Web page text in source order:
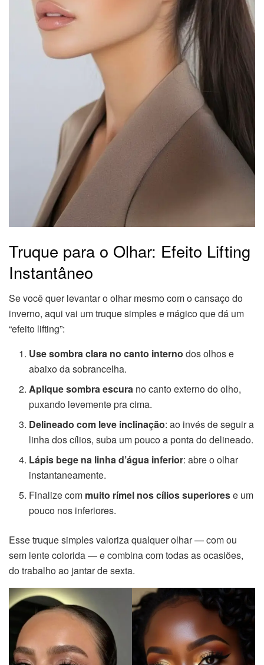
Truque para o Olhar: Efeito Lifting
Instantâneo
Se você quer levantar o olhar mesmo com o cansaço do
inverno, aqui vai um truque simples e mágico que dá um
“efeito lifting”:
Use sombra clara no canto interno dos olhos e
abaixo da sobrancelha.
Aplique sombra escura no canto externo do olho,
puxando levemente pra cima.
Delineado com leve inclinação: ao invés de seguir a
linha dos cílios, suba um pouco a ponta do delineado.
Lápis bege na linha d’água inferior: abre o olhar
instantaneamente.
Finalize com muito rímel nos cílios superiorese um
pouco nos inferiores.
Esse truque simples valoriza qualquer olhar — com ou
sem lente colorida — e combina com todas as ocasiões,
do trabalho ao jantar de sexta.